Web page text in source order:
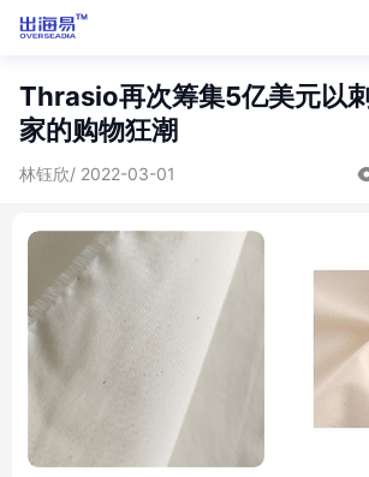
Thrasio再次筹集5亿美元以
家的购物狂潮
林钰欣/ 2022-03-01